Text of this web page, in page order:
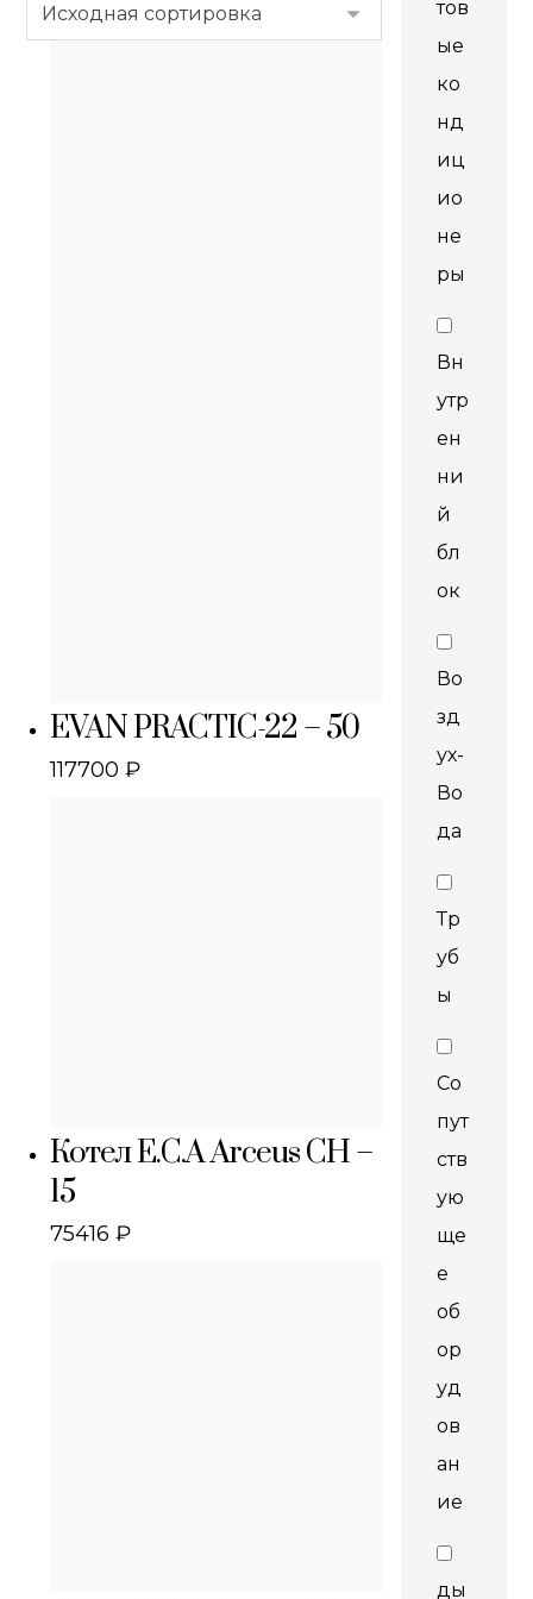
EVAN PRACTIC-22 – 50
117700₽
Котел E.C.A Arceus CH –
15
75416₽
тов
ые
ко
нд
иц
ио
не
ры
Вн
утр
ен
ни
й
бл
ок
Во
зд
ух-
Во
да
Тр
уб
ы
Со
пут
ств
ую
ще
е
об
ор
уд
ов
ан
ие
ды